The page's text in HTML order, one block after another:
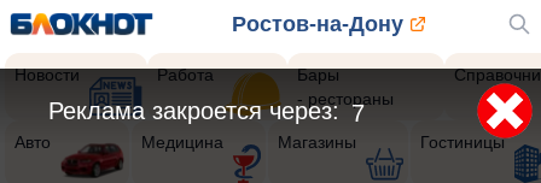
Ростов-на-Дону
Новости Работа
Бары
- рестораны
Авто Медицина Магазины Гостиницы
4
Реклама закроется через: